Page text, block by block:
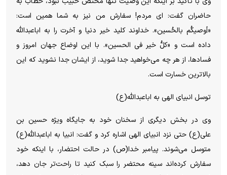
حاضران گفت: ای مردم! سفارش من نیز به شما همین است:
«أوصیکُم بالحُسین». خداوند کلید خیر دنیا و آخرت را به اباعبدالله
داده است و «کلُّ خیر فی الحسین». با این اوضاع جهان امروز و
فسادها، از هر چه می‌خواهید جدا شوید، از ایشان جدا نشوید که این
بالاترین خسارت است.
توسل انبیای الهی به اباعبدالله(ع)
وی در بخش دیگری از سخنان خود به جایگاه ویژه حسین بن
علی(ع) حتی نزد انبیای الهی اشاره کرد و گفت: انبیا به اباعبدالله(ع)
متوسل می‌شوند. پیامبر خدا(ص) در حالت احتضار، با اینکه خود
سفارش کرده‌اند سینه محتضر را سبک کنید تا راحت‌تر جان دهد،